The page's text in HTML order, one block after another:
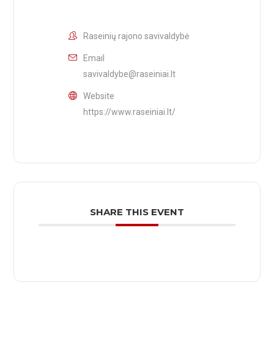
Raseinių rajono savivaldybė
Email
savivaldybe@raseiniai.lt
Website
https://www.raseiniai.lt/
SHARE THIS EVENT